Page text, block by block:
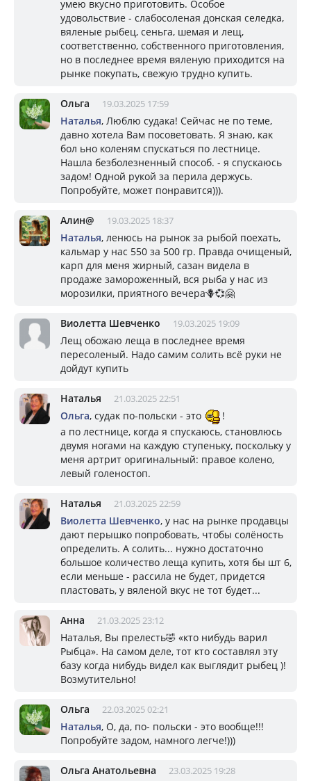
умею вкусно приготовить. Особое
удовольствие - слабосоленая донская селедка,
вяленые рыбец, сеньга, шемая и лещ,
соответственно, собственного приготовления,
но в последнее время вяленую приходится на
рынке покупать, свежую трудно купить.
Ольга 19.03.2025 17:59
Наталья, Люблю судака! Сейчас не по теме,
давно хотела Вам посоветовать. Я знаю, как
бол ьно коленям спускаться по лестнице.
Нашла безболезненный способ. - я спускаюсь
задом! Одной рукой за перила держусь.
Попробуйте, может понравится))).
Алин@ 19.03.2025 18:37
Наталья, ленюсь на рынок за рыбой поехать,
кальмар у нас 550 за 500 гр. Правда очищеный,
карп для меня жирный, сазан видела в
продаже замороженный, вся рыба у нас из
морозилки, приятного вечера🪻💞🤗
Виолетта Шевченко 19.03.2025 19:09
Лещ обожаю леща в последнее время
пересоленый. Надо самим солить всё руки не
дойдут купить
Наталья 21.03.2025 22:51
Ольга, судак по-польски - это
!
а по лестнице, когда я спускаюсь, становлюсь
двумя ногами на каждую ступеньку, поскольку у
меня артрит оригинальный: правое колено,
левый голеностоп.
Наталья 21.03.2025 22:59
Виолетта Шевченко, у нас на рынке продавцы
дают перышко попробовать, чтобы солёность
определить. А солить... нужно достаточно
большое количество леща купить, хотя бы шт 6,
если меньше - рассила не будет, придется
пластовать, у вяленой вкус не тот будет...
Анна 21.03.2025 23:12
Наталья, Вы прелесть🤣 «кто нибудь варил
Рыбца». На самом деле, тот кто составлял эту
базу когда нибудь видел как выглядит рыбец )!
Возмутительно!
Ольга 22.03.2025 02:21
Наталья, О, да, по- польски - это вообще!!!
Попробуйте задом, намного легче!)))
Ольга Анатольевна 23.03.2025 19:28